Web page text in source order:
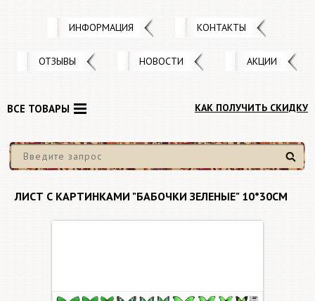
ИНФОРМАЦИЯ КОНТАКТЫ
ОТЗЫВЫ НОВОСТИ АКЦИИ
КАК ПОЛУЧИТЬ СКИДКУ
Найти
ВСЕ ТОВАРЫ
ЛИСТ С КАРТИНКАМИ "БАБОЧКИ ЗЕЛЕНЫЕ" 10*30СМ